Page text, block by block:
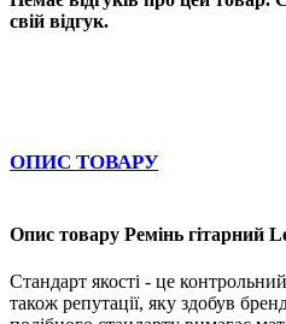
свій відгук.
ОПИС ТОВАРУ
Опис товару Ремінь гітарний
Стандарт якості - це
також репутації, яку здобув